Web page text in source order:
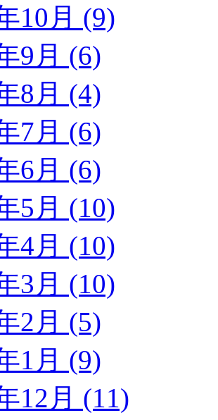
10月 (9)
9月 (6)
8月 (4)
7月 (6)
6月 (6)
5月 (10)
4月 (10)
3月 (10)
2月 (5)
1月 (9)
12月 (11)